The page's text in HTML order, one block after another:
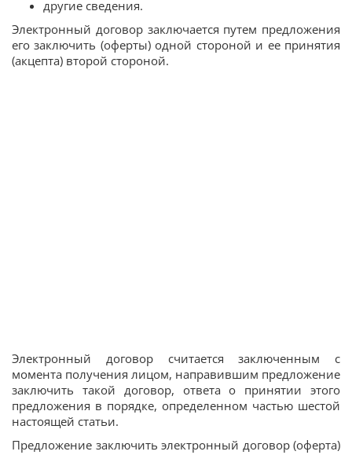
другие сведения.
Электронный договор заключается путем предложения
его заключить (оферты) одной стороной и ее принятия
(акцепта) второй стороной.
Электронный договор считается заключенным с
момента получения лицом, направившим предложение
заключить такой договор, ответа о принятии этого
предложения в порядке, определенном частью шестой
настоящей статьи.
Предложение заключить электронный договор (оферта)